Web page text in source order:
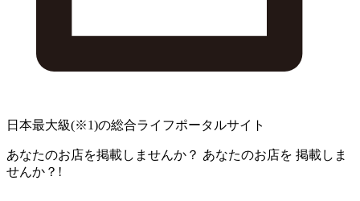
日本最大級(※1)の総合ライフポータルサイト
あなたのお店を掲載しませんか？ あなたのお店を 掲載しま
せんか？!